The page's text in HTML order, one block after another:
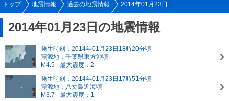
トップ 地震情報 過去の地震情報 2014年01月23日
2014年01月23日の地震情報
発生時刻：2014年01月23日18時20分頃
震源地：千葉県東方沖頃
M4.5
最大震度：2
発生時刻：2014年01月23日17時51分頃
震源地：八丈島近海頃
M3.7
最大震度：1